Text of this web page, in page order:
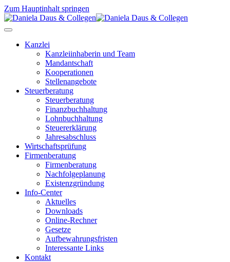
Zum Hauptinhalt springen
Kanzlei
Kanzleiinhaberin und Team
Mandantschaft
Kooperationen
Stellenangebote
Steuerberatung
Steuerberatung
Finanzbuchhaltung
Lohnbuchhaltung
Steuererklärung
Jahresabschluss
Wirtschaftsprüfung
Firmenberatung
Firmenberatung
Nachfolgeplanung
Existenzgründung
Info-Center
Aktuelles
Downloads
Online-Rechner
Gesetze
Aufbewahrungsfristen
Interessante Links
Kontakt